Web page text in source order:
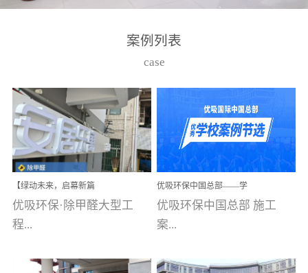
高技能的团队。汇聚了众
取得了多项产品技术专利
和多项国家版权局著作
权，获得高新技术企业称
号。生产优势自主生产自
给自足，优吸公司于2015
在广州番禺区成功建立产
品线生产基地，工厂拥有
自动化生产设备和成熟的
选择源头源材料、严控产
案例列表
case
【绿动未来，启幕新篇
章】优吸环保中标深圳安
居乐寓，超大型工装室内
空气治理项目顺利启航，
优吸环保·除甲醛大型工
程...
优吸环保中国总部——学
校施工案例(节选)
优吸环保中国总部 施工
案...